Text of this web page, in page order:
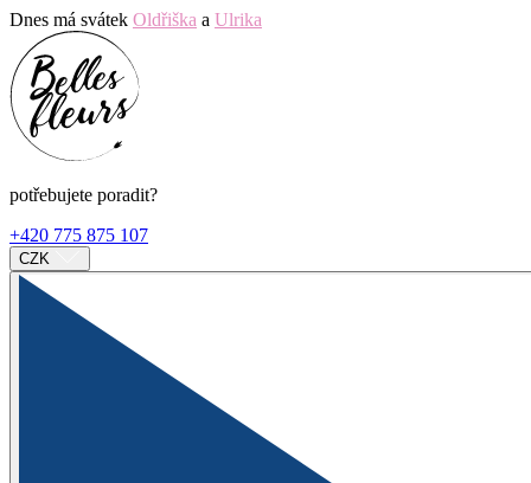
Dnes má svátek Oldřiška a Ulrika
potřebujete poradit?
+420 775 875 107
CZK